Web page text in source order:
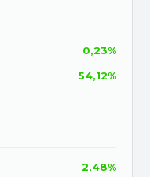
de qualidade
0,23%
54,12%
2,48%